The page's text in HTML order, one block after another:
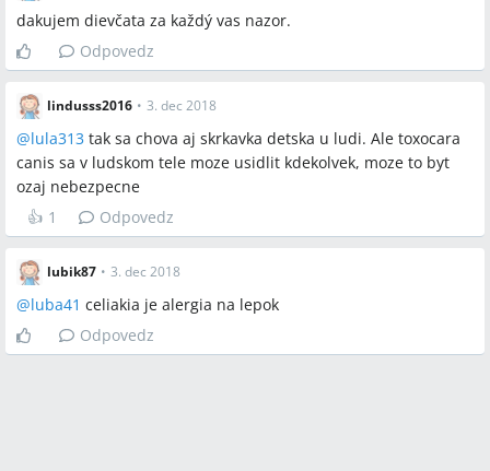
dakujem dievčata za každý vas nazor.
Odpovedz
lindusss2016 • 3. dec 2018
@lula313 tak sa chova aj skrkavka detska u ludi. Ale toxocara
canis sa v ludskom tele moze usidlit kdekolvek, moze to byt
ozaj nebezpecne
👍 1 Odpovedz
lubik87 • 3. dec 2018
@luba41 celiakia je alergia na lepok
Odpovedz